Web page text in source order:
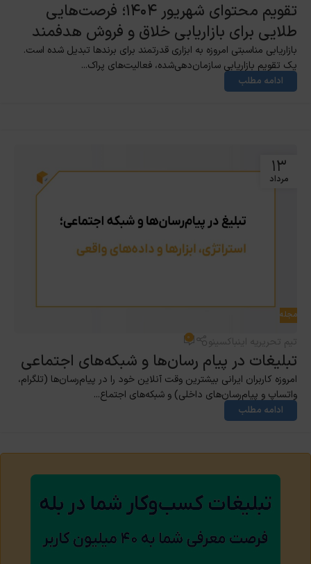
تقویم محتوای شهریور ۱۴۰۴؛ فرصت‌هایی
طلایی برای بازاریابی خلاق و فروش هدفمند
بازاریابی مناسبتی امروزه به ابزاری قدرتمند برای برندها تبدیل شده است.
یک تقویم بازاریابی سازمان‌دهی‌شده، فعالیت‌های پراک...
ادامه مطلب
۱۳
مرداد
مجله
تیم تحریریه اینباکسینو ۰
تبلیغات در پیام رسان‌ها و شبکه‌های اجتماعی
امروزه کاربران ایرانی بیشترین وقت آنلاین خود را در پیام‌رسان‌ها (تلگرام،
واتساپ و پیام‌رسان‌های داخلی) و شبکه‌های اجتماع...
ادامه مطلب